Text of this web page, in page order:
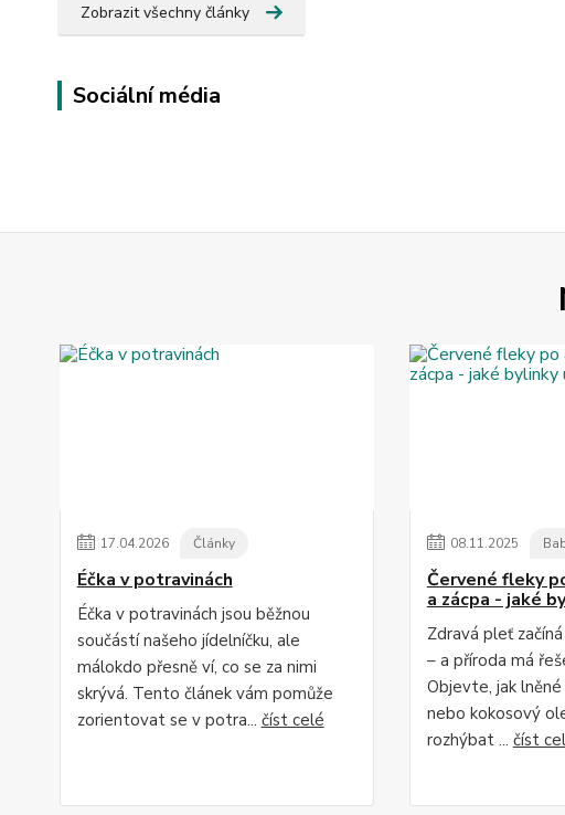
Zobrazit všechny články
Sociální média
17.04.2026 Články
Éčka v potravinách
Éčka v potravinách jsou běžnou
součástí našeho jídelníčku, ale
málokdo přesně ví, co se za nimi
skrývá. Tento článek vám pomůže
zorientovat se v potra... číst celé
08.11.2025
Červené fleky
a zácpa - jaké
Zdravá pleť
– a příroda má
Objevte, jak
nebo kokosový
rozhýbat ... číst